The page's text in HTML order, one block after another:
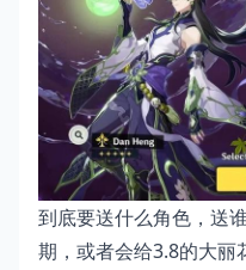
到底要送什么角色，送
期，或者会给3.8的大丽